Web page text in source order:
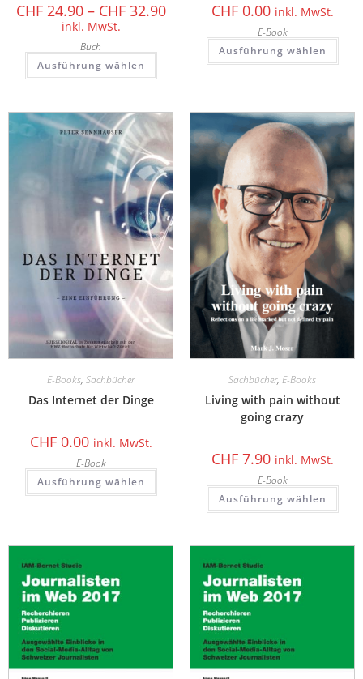
CHF24.90 – CHF32.90
inkl. MwSt.
Buch
Ausführung wählen
CHF0.00 inkl. MwSt.
E-Book
Ausführung wählen
E-Books, Sachbücher
Das Internet der Dinge
CHF0.00 inkl. MwSt.
E-Book
Ausführung wählen
Sachbücher, E-Books
Living with pain without
going crazy
CHF7.90 inkl. MwSt.
E-Book
Ausführung wählen